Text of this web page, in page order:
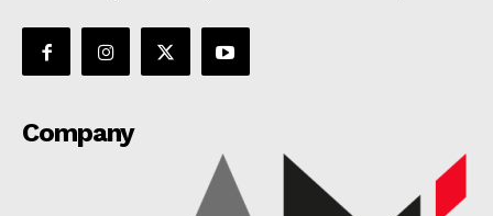
Company